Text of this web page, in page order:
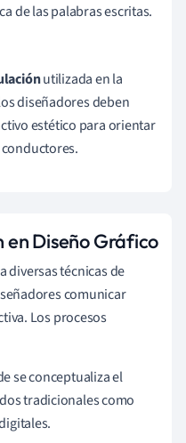
de las palabras escritas.
utilizada en la
diseñadores deben
estético para orientar
en Diseño Gráfico
diversas técnicas de
comunicar
Los procesos
se conceptualiza el
tradicionales como